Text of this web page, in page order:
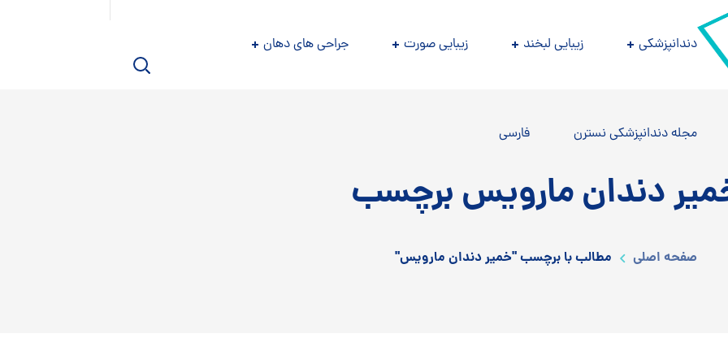
دندانپزشکی زیبایی لبخند زیبایی صورت جراحی های دهان
مجله دندانپزشکی نسترن فارسی
دندان مارویس برچسب
صفحه اصلی مطالب با برچسب "خمیر دندان مارویس"